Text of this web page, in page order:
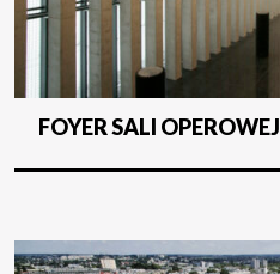
FOYER SALI OPEROWEJ